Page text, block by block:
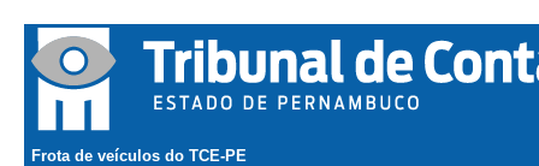
Frota de veículos do TCE-PE